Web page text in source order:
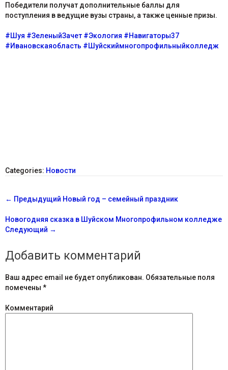
Победители получат дополнительные баллы для
поступления в ведущие вузы страны, а также ценные призы.
#Шуя #ЗеленыйЗачет #Экология #Навигаторы37
#Ивановскаяобласть #Шуйскиймногопрофильныйколледж
Categories: Новости
С
о
о
б
щ
е
н
← Предыдущий Новый год – семейный праздник
Новогодняя сказка в Шуйском Многопрофильном колледже
Следующий →
Добавить комментарий
Ваш адрес email не будет опубликован. Обязательные поля
помечены *
Комментарий